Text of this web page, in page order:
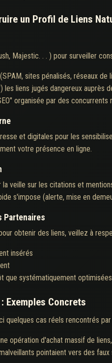
un Profil de Liens
Majestic. . . ) pour surveiller
sites pénalisés, réseaux de
liens jugés dangereux auprès
organisée par des concurrents
et digitales pour les
votre présence en ligne.
veille sur les citations et
s'impose (alerte, mise en
Partenaires
obtenir des liens, veillez à
insérés
que systématiquement
Exemples Concrets
quelques cas réels rencontrés
opération d'achat massif de
pointaient vers des